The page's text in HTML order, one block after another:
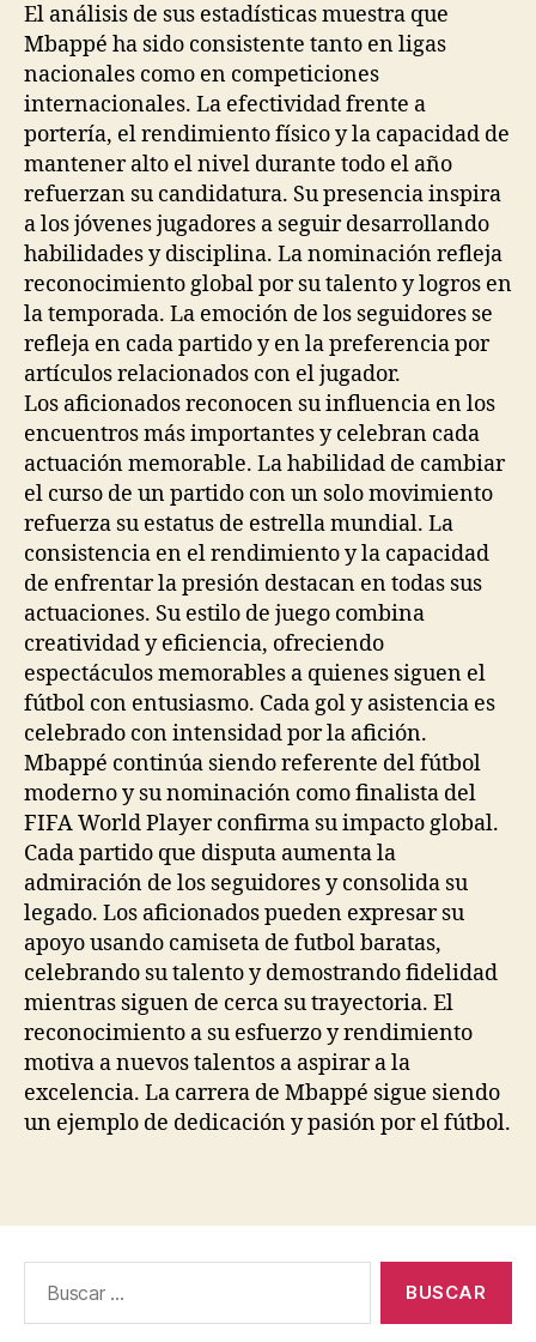
El análisis de sus estadísticas muestra que
Mbappé ha sido consistente tanto en ligas
nacionales como en competiciones
internacionales. La efectividad frente a
portería, el rendimiento físico y la capacidad de
mantener alto el nivel durante todo el año
refuerzan su candidatura. Su presencia inspira
a los jóvenes jugadores a seguir desarrollando
habilidades y disciplina. La nominación refleja
reconocimiento global por su talento y logros en
la temporada. La emoción de los seguidores se
refleja en cada partido y en la preferencia por
artículos relacionados con el jugador.
Los aficionados reconocen su influencia en los
encuentros más importantes y celebran cada
actuación memorable. La habilidad de cambiar
el curso de un partido con un solo movimiento
refuerza su estatus de estrella mundial. La
consistencia en el rendimiento y la capacidad
de enfrentar la presión destacan en todas sus
actuaciones. Su estilo de juego combina
creatividad y eficiencia, ofreciendo
espectáculos memorables a quienes siguen el
fútbol con entusiasmo. Cada gol y asistencia es
celebrado con intensidad por la afición.
Mbappé continúa siendo referente del fútbol
moderno y su nominación como finalista del
FIFA World Player confirma su impacto global.
Cada partido que disputa aumenta la
admiración de los seguidores y consolida su
legado. Los aficionados pueden expresar su
apoyo usando camiseta de futbol baratas,
celebrando su talento y demostrando fidelidad
mientras siguen de cerca su trayectoria. El
reconocimiento a su esfuerzo y rendimiento
motiva a nuevos talentos a aspirar a la
excelencia. La carrera de Mbappé sigue siendo
un ejemplo de dedicación y pasión por el fútbol.